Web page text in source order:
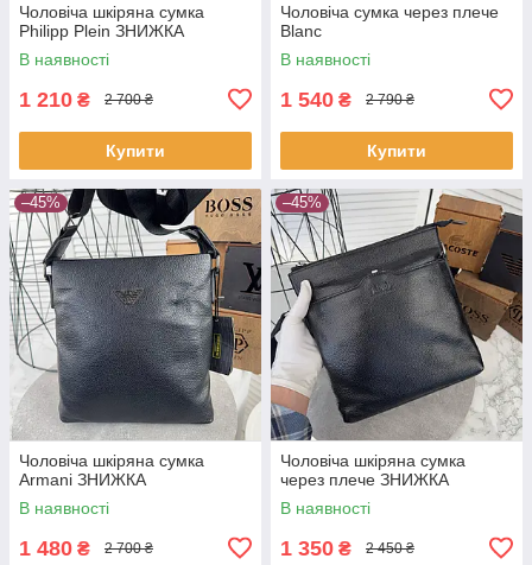
Чоловіча шкіряна сумка
Philipp Plein ЗНИЖКА
В наявності
1 210 ₴ 2 700 ₴
Купити
Чоловіча сумка через плече
Blanc
В наявності
1 540 ₴ 2 790 ₴
Купити
–45%
Чоловіча шкіряна сумка
Armani ЗНИЖКА
В наявності
1 480 ₴ 2 700 ₴
–45%
Чоловіча шкіряна сумка
через плече ЗНИЖКА
В наявності
1 350 ₴ 2 450 ₴